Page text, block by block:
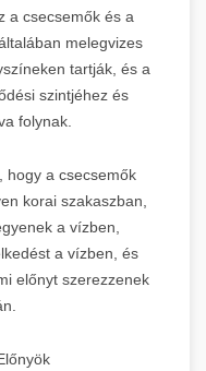
a csecsemők és a
melegvizes
tartják, és a
szintjéhez és
folynak.
hogy a csecsemők
korai szakaszban,
a vízben,
a vízben, és
előnyt szerezzenek